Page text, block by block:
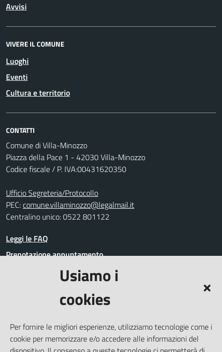
Usiamo i
cookies
Per fornire le migliori esperienze, utilizziamo tecnologie come i
cookie per memorizzare e/o accedere alle informazioni del
Avvisi
VIVERE IL COMUNE
Luoghi
Eventi
Cultura e territorio
CONTATTI
Comune di Villa-Minozzo
Piazza della Pace 1 - 42030 Villa-Minozzo
Codice fiscale / P. IVA:00431620350
Ufficio Segreteria/Protocollo
PEC:comune.villaminozzo@legalmail.it
Centralino unico: 0522 801122
Leggi le FAQ
Prenotazione appuntamento
Segnalazione disservizio
Amministrazione trasparente
Whistleblowing
Dichiarazione di accessibilità